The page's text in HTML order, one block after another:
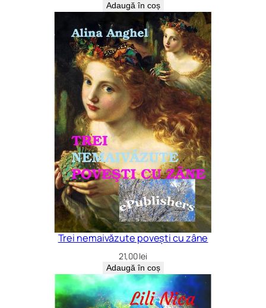
Adaugă în coș
Trei nemaivăzute povești cu zâne
21,00lei
Adaugă în coș